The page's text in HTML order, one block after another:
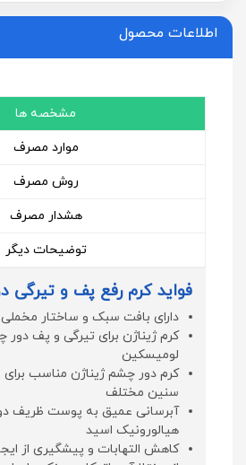
اطلاعات محصول
مشخصه ها
موارد مصرف
روش مصرف
هشدار مصرف
توضیحات دیگر
فواید کرم رفع پف و تیرگی
دارای بافت سبک و ساختار
کرم ژیناژن برای تیرگی و پف
لومیسکین
کرم دور چشم ژیناژن مناسب برای
سنین مختلف
آبرسانی عمیق به پوست ظریف
هیالورونیک اسید
کاهش التهابات و پیشگیری از